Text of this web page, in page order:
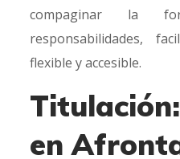
compaginar la
responsabilidades,
flexible y accesible.
en